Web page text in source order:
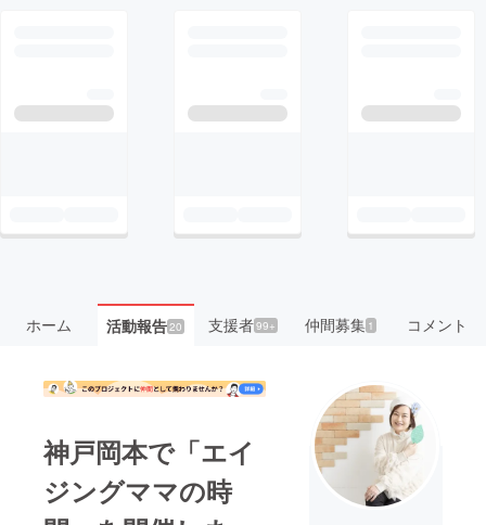
ホーム 活動報告20 支援者99+ 仲間募集 1 コメント
神戸岡本で「エイ
ジングママの時